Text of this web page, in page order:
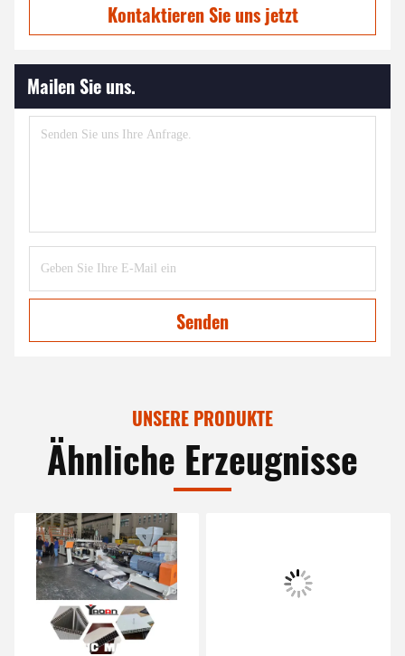
Kontaktieren Sie uns jetzt
Mailen Sie uns.
Senden
UNSERE PRODUKTE
Ähnliche Erzeugnisse